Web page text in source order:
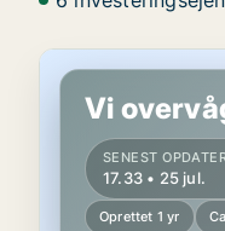
Restaurant i Ballerup
Vi
SENEST
17.33 • 25 jul.
Oprettet 1 yr